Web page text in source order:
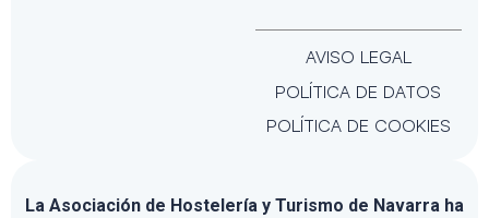
AVISO LEGAL
POLÍTICA DE DATOS
POLÍTICA DE COOKIES
La Asociación de Hostelería y Turismo de Navarra ha